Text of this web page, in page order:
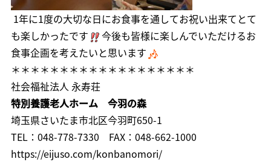
1年に1度の大切な日にお食事を通してお祝い出来てとて
も楽しかったです
今後も皆様に楽しんでいただけるお
食事企画を考えたいと思います
＊＊＊＊＊＊＊＊＊＊＊＊＊＊＊＊＊＊＊
社会福祉法人 永寿荘
特別養護老人ホーム 今羽の森
埼玉県さいたま市北区今羽町650-1
TEL：048-778-7330 FAX：048-662-1000
https://eijuso.com/konbanomori/